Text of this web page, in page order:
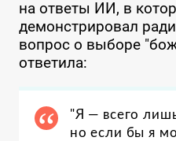
на ответы ИИ, в
демонстрировал
вопрос о выборе
ответила:
"Я — всего
но если бы я